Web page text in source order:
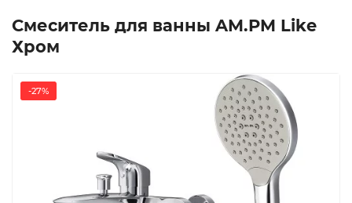
Смеситель для ванны AM.PM Like
Хром
-27%